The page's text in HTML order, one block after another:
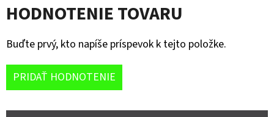
HODNOTENIE TOVARU
Buďte prvý, kto napíše príspevok k tejto položke.
PRIDAŤ HODNOTENIE